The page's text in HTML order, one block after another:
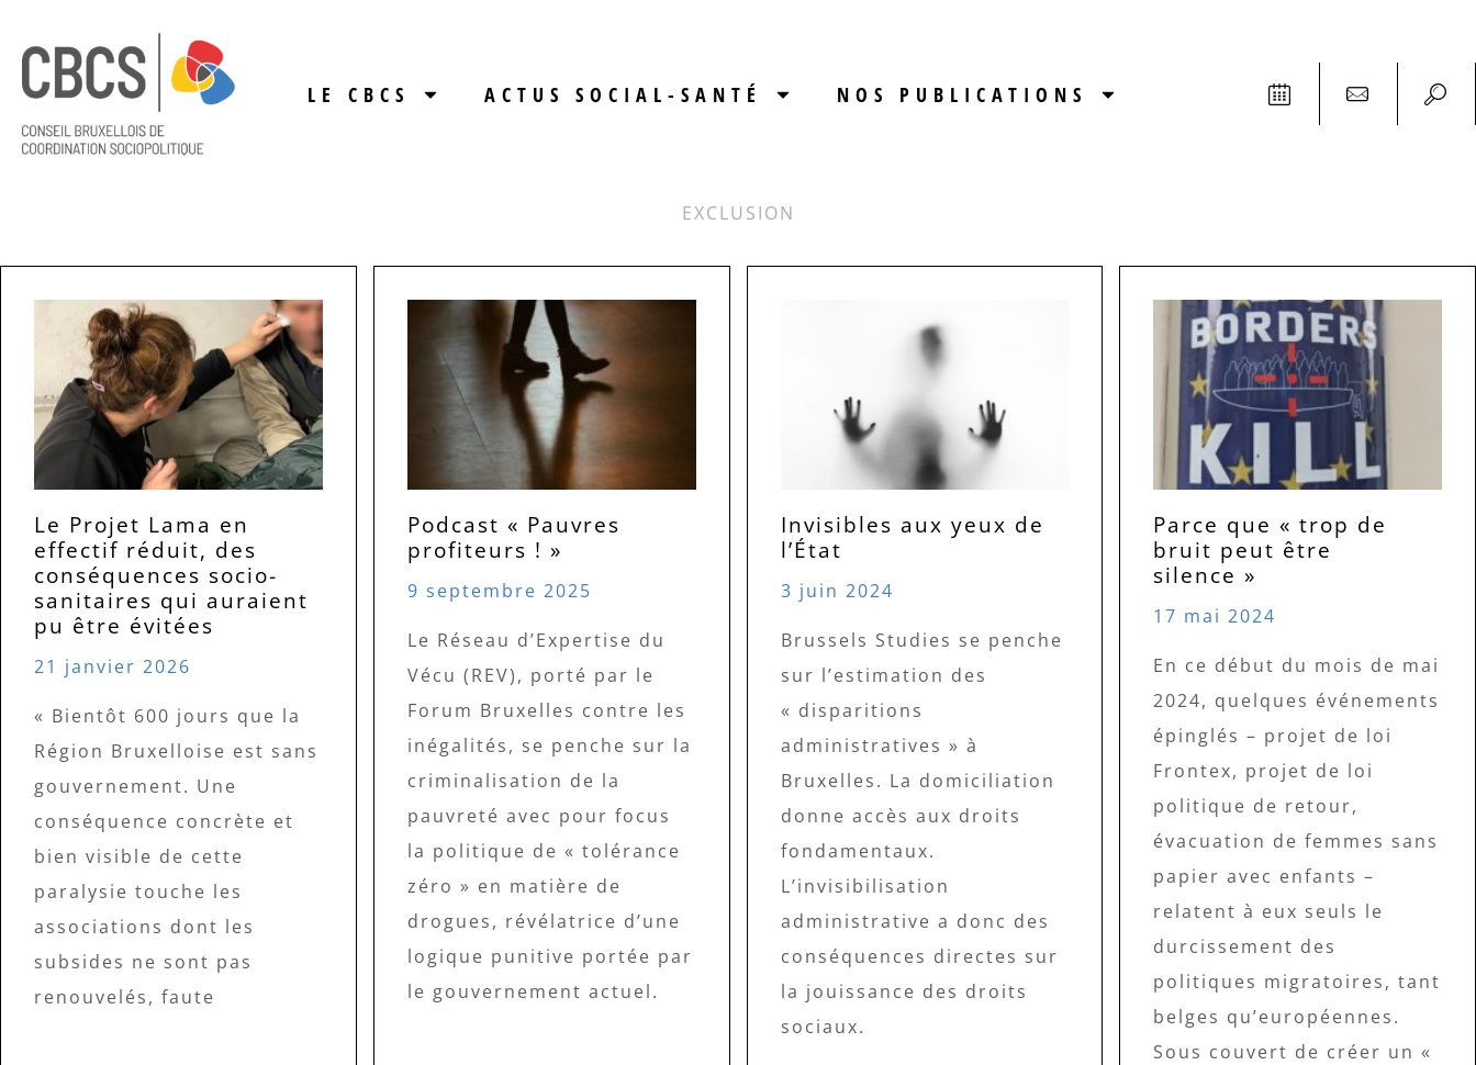
LE CBCS ACTUS SOCIAL-SANTÉ NOS PUBLICATIONS
EXCLUSION
Le Projet Lama en
effectif réduit, des
conséquences socio-
sanitaires qui auraient
pu être évitées
21 janvier 2026
« Bientôt 600 jours que la
Région Bruxelloise est sans
gouvernement. Une
conséquence concrète et
bien visible de cette
paralysie touche les
associations dont les
subsides ne sont pas
renouvelés, faute
Podcast « Pauvres
profiteurs ! »
9 septembre 2025
Le Réseau d’Expertise du
Vécu (REV), porté par le
Forum Bruxelles contre les
inégalités, se penche sur la
criminalisation de la
pauvreté avec pour focus
la politique de « tolérance
zéro » en matière de
drogues, révélatrice d’une
logique punitive portée par
le gouvernement actuel.
Invisibles aux yeux de
l’État
3 juin 2024
Brussels Studies se penche
sur l’estimation des
« disparitions
administratives » à
Bruxelles. La domiciliation
donne accès aux droits
fondamentaux.
L’invisibilisation
administrative a donc des
conséquences directes sur
la jouissance des droits
sociaux.
Parce que « trop de
bruit peut être
silence »
17 mai 2024
En ce début du mois de mai
2024, quelques événements
épinglés – projet de loi
Frontex, projet de loi
politique de retour,
évacuation de femmes sans
papier avec enfants –
relatent à eux seuls le
durcissement des
politiques migratoires, tant
belges qu’européennes.
Sous couvert de créer un «